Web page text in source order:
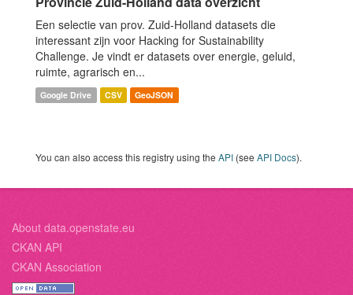
Een selectie van prov. Zuid-Holland datasets die
interessant zijn voor Hacking for Sustainability
Challenge. Je vindt er datasets over energie, geluid,
ruimte, agrarisch en...
Google Drive CSV GeoJSON
You can also access this registry using the API (see API Docs).
About data.openstate.eu
CKAN API
CKAN Association